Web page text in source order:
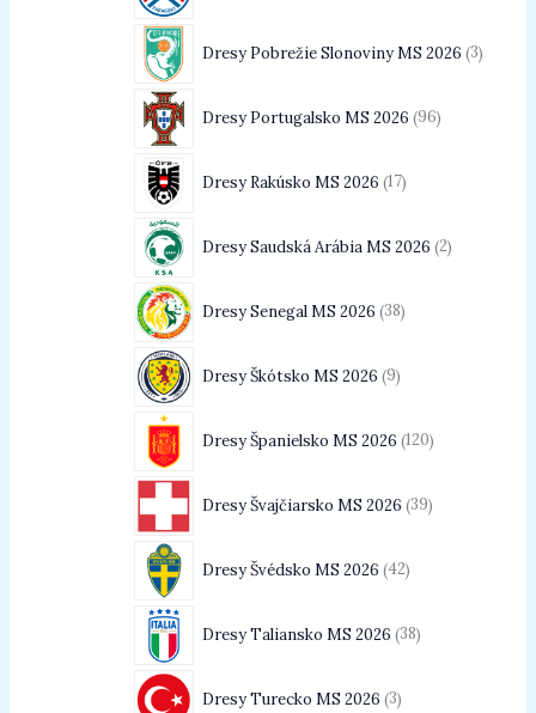
Dresy Pobrežie Slonoviny MS 2026 3
Dresy Portugalsko MS 2026 96
Dresy Rakúsko MS 2026 17
Dresy Saudská Arábia MS 2026 2
Dresy Senegal MS 2026 38
Dresy Škótsko MS 2026 9
Dresy Španielsko MS 2026 120
Dresy Švajčiarsko MS 2026 39
Dresy Švédsko MS 2026 42
Dresy Taliansko MS 2026 38
Dresy Turecko MS 2026 3